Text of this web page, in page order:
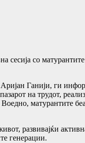
сесија со
Ганији, ги
на трудот,
матурантите
развивајќи
генерации.